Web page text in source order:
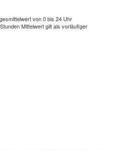
von 0 bis 24 Uhr
Mittelwert gilt als vorläufiger